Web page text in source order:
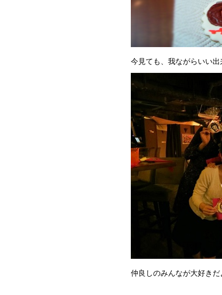
今見ても、我ながらいい
仲良しのみんなが大好きだ